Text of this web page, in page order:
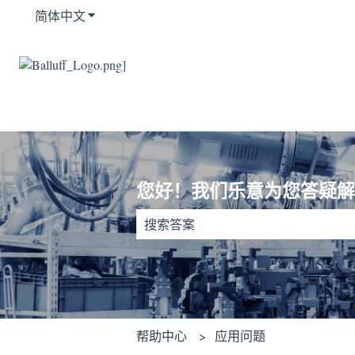
简体中文显示翻译的子菜单
您好！我们乐意为您答疑
没有建议，因为搜索字段为空。
帮助中心 应用问题